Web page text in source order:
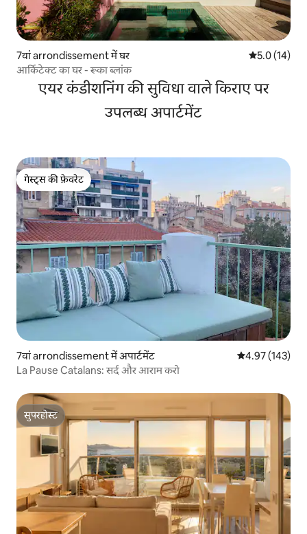
7वां arrondissement में घर औसत रेटिंग 5
5.0 (14)
आर्किटेक्ट का घर - रूका ब्लांक
एयर कंडीशनिंग की सुविधा वाले किराए पर
उपलब्ध अपार्टमेंट
गेस्ट्स की फ़ेवरेट
गेस्ट्स की फ़ेवरेट
7वां arrondissement में अपार्टमेंट औसत रेटिंग 5 में से
4.97 (143)
La Pause Catalans: सर्द और आराम करो
सुपरहोस्ट
सुपरहोस्ट